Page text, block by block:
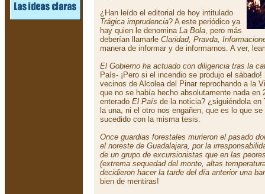
¿Han leído el editorial de hoy intitulado
Trágica imprudencia? A este periódico ya
hay quien le denomina La Bola, pero más
deberían llamarle Claridad, Pravda,
manera de informar y de informarnos. A ver,
El Gobierno ha actuado con diligencia tras la
País- ¡Pero si el incendio se produjo el
vecinos de Alcolea del Pinar reprochando a la
que no se había hecho absolutamente nada en
enterado El País de la noticia? ¿siguiéndola
la una, ni el otro nos engañen, que es lo que
sucedido con la misma tesis:
Once guardias forestales murieron el pasado
el noreste de Guadalajara, por la
de un grupo de excursionistas que en las
(extrema sequedad del monte, altas
decidieron hacer la tarde del día anterior una
bien de mentiras!